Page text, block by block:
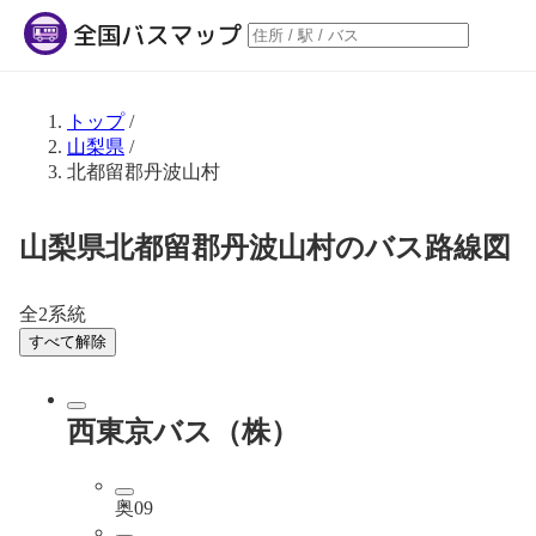
トップ/
山梨県 /
北都留郡丹波山村
山梨県北都留郡丹波山村のバス路線図
全2系統
すべて解除
西東京バス（株）
奥09